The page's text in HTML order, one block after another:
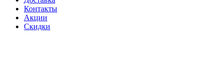
Контакты
Акции
Скидки